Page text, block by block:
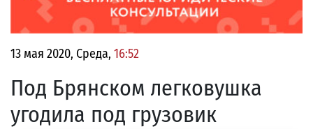
13 мая 2020, Среда, 16:52
Под Брянском легковушка
угодила под грузовик